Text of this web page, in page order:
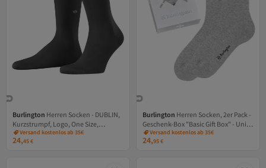
Burlington Herren Socken - DUBLIN,
Kurzstrumpf, Logo, One Size,
einfarbig
Versand kostenlos ab 35€
24,45€
Burlington Herren Socken, 2er Pack -
Geschenk-Box "Basic Gift Box" - Uni 2-
Pack, Baumwolle, One Size
Versand kostenlos ab 35€
24,95€